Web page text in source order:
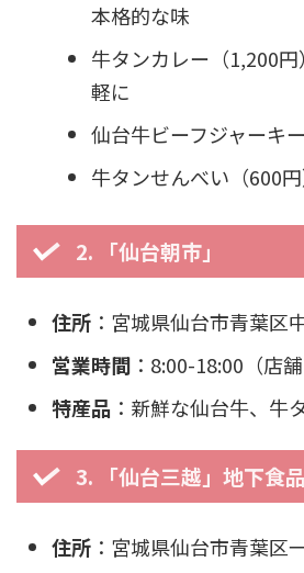
本格的な味
牛タンカレー（1,200
軽に
仙台牛ビーフジャーキ
牛タンせんべい（600円
2. 「仙台朝市」
住所 ：宮城県仙台市青葉区
営業時間 ：8:00-18:00（店
特産品 ：新鮮な仙台牛、牛
3. 「仙台三越」地下食
住所 ：宮城県仙台市青葉区